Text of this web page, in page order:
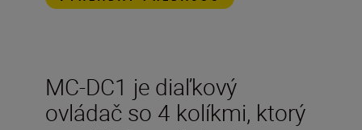
MC-DC1 je diaľkový
ovládač so 4 kolíkmi, ktorý